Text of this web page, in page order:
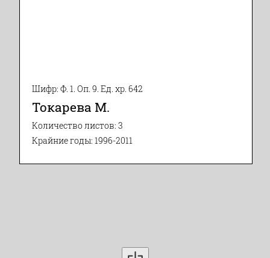
Шифр: Ф. 1. Оп. 9. Ед. хр. 642
Токарева М.
Количество листов: 3
Крайние годы: 1996-2011